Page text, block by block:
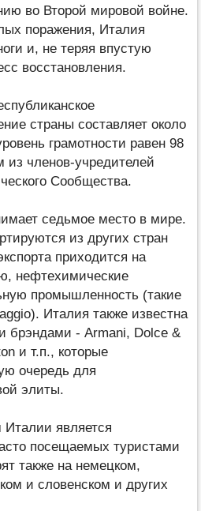
во Второй мировой войне.
поражения, Италия
и, не теряя впустую
восстановления.
страны составляет около
грамотности равен 98
членов-учредителей
Сообщества.
седьмое место в мире.
из других стран
приходится на
нефтехимические
промышленность (такие
Италия также известна
брэндами - Armani, Dolce &
и т.п., которые
очередь для
элиты.
является
посещаемых туристами
также на немецком,
и словенском и других